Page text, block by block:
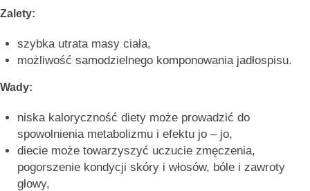
Zalety:
szybka utrata masy ciała,
możliwość samodzielnego komponowania jadłospisu.
Wady:
niska kaloryczność diety może prowadzić do
spowolnienia metabolizmu i efektu jo – jo,
diecie może towarzyszyć uczucie zmęczenia,
pogorszenie kondycji skóry i włosów, bóle i zawroty
głowy,